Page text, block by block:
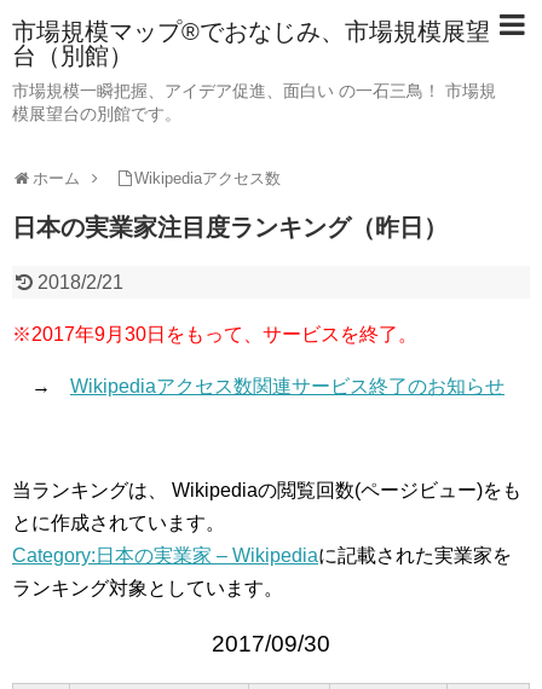
市場規模マップ®でおなじみ、市場規模展望
台（別館）
市場規模一瞬把握、アイデア促進、面白い の一石三鳥！ 市場規
模展望台の別館です。
ホーム Wikipediaアクセス数
日本の実業家注目度ランキング（昨日）
2018/2/21
※2017年9月30日をもって、サービスを終了。
→ Wikipediaアクセス数関連サービス終了のお知らせ
当ランキングは、 Wikipediaの閲覧回数(ページビュー)をも
とに作成されています。
Category:日本の実業家 – Wikipediaに記載された実業家を
ランキング対象としています。
2017/09/30